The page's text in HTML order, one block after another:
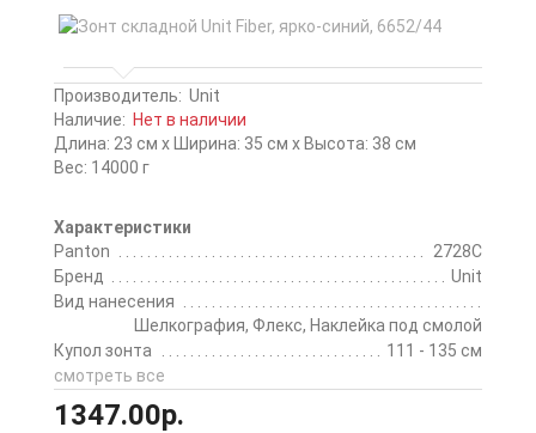
Производитель: Unit
Наличие: Нет в наличии
Длина: 23 см x Ширина: 35 см x Высота: 38 см
Вес: 14000 г
Характеристики
Panton
2728C
Бренд
Unit
Вид нанесения
Шелкография, Флекс, Наклейка под смолой
Купол зонта
111 - 135 см
смотреть все
1347.00р.